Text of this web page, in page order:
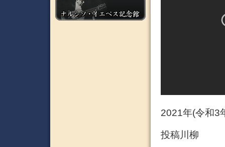
2021年(令和3
投稿川柳